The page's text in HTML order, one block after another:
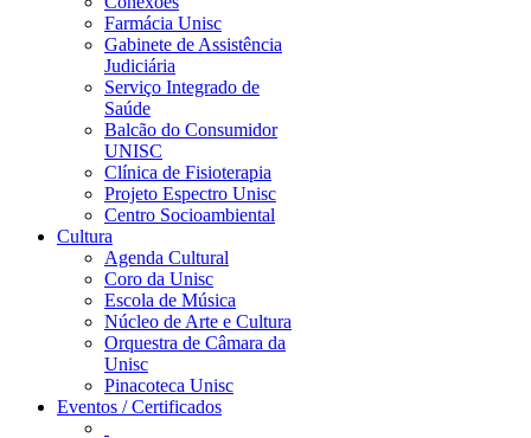
Farmácia Unisc
Gabinete de Assistência
Judiciária
Serviço Integrado de
Saúde
Balcão do Consumidor
UNISC
Clínica de Fisioterapia
Projeto Espectro Unisc
Centro Socioambiental
Cultura
Agenda Cultural
Coro da Unisc
Escola de Música
Núcleo de Arte e Cultura
Orquestra de Câmara da
Unisc
Pinacoteca Unisc
Eventos / Certificados